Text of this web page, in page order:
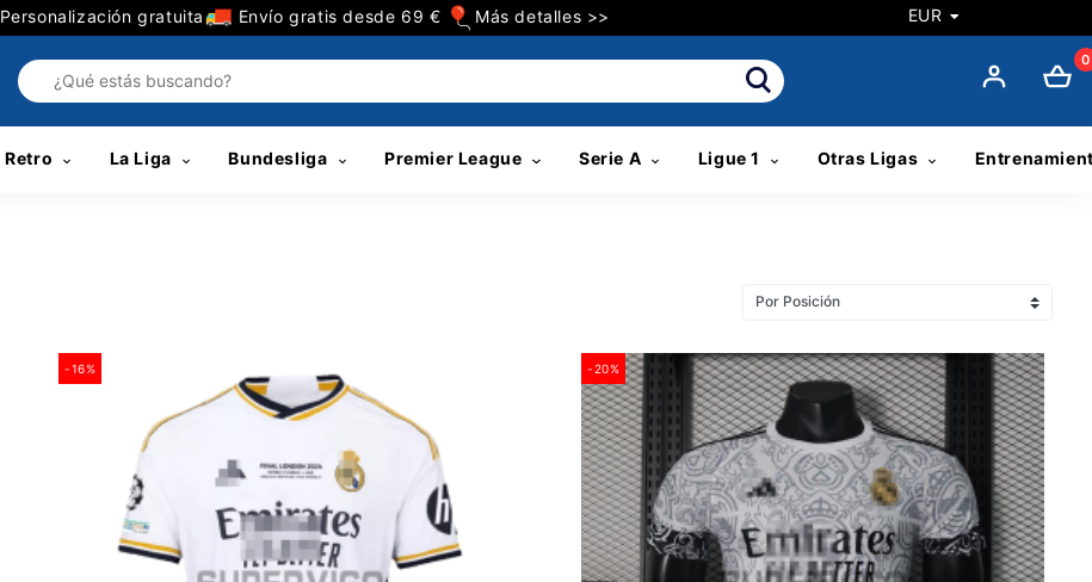
EUR
Personalización gratuita Envío gratis desde 69 € Más detalles >>
0
Retro La Liga Bundesliga Premier League Serie A Ligue 1 Otras Ligas
-16% -20%